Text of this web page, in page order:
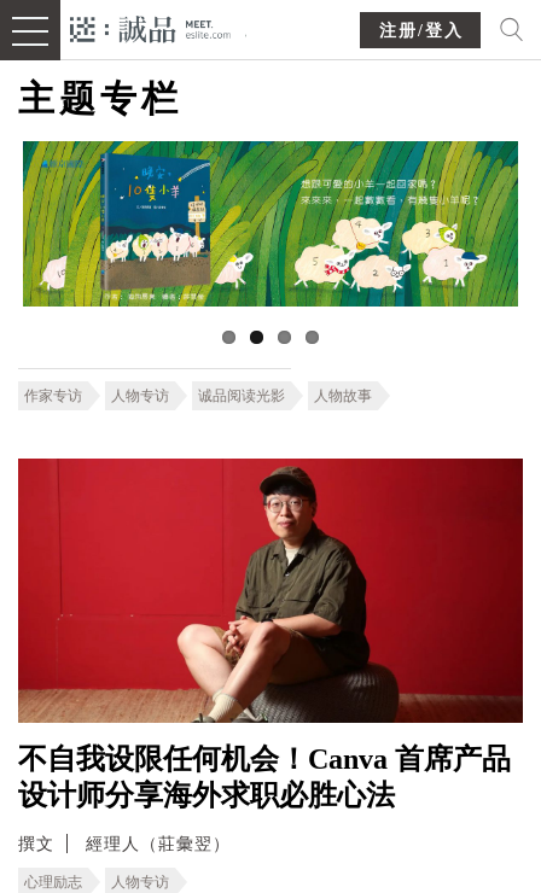
注册/登入
主题专栏
作家专访 人物专访 诚品阅读光影 人物故事
不自我设限任何机会！Canva 首席产品
设计师分享海外求职必胜心法
撰文 經理人（莊彙翌）
心理励志 人物专访